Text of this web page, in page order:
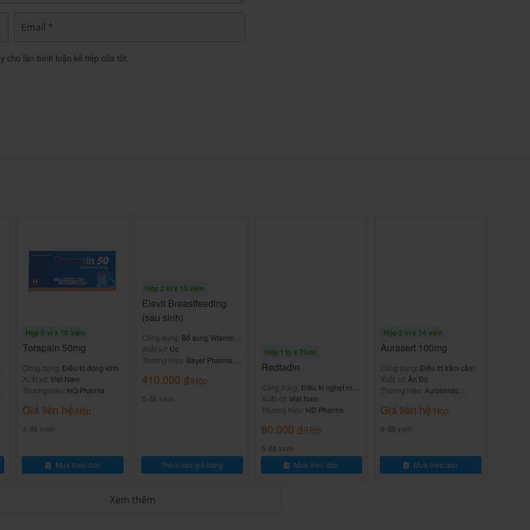
sĩ nếu.
điện giải kèm theo trong trường hợp người bệnh
liều dùng.
xẩy ra.
và liều lượng?
trị hoặc nhân viên y tế.
nhà sản xuất.
các bữa ăn trong các chỉ định khác.
cho lần bình luận kế tiếp của tôi.
Hộp 6 vỉ x 10 viên
Torapain 50mg
Công dụng: Điều trị động kinh
Xuất xứ: Việt Nam
Thương hiệu: HQ Pharma
Giá liên hệ/Hộp
4 đã xem
Mua theo đơn
Hộp 2 vỉ x 15 viên
Elevit Breastfeeding
(sau sinh)
Công dụng: Bổ sung Vitamin &
khoáng chất
Xuất xứ: Úc
Thương hiệu: Bayer Pharma
410.000 ₫/Hộp
5 đã xem
Thêm vào giỏ hàng
Hộp 1 lọ x 75ml
Redtadin
Công dụng: Điều trị nghẹt mũi,
nổi mề đay
Xuất xứ: Việt Nam
Thương hiệu: HD Pharma
80.000 ₫/Hộp
5 đã xem
Mua theo đơn
Hộp 2 vỉ x 14 viên
Aurasert 100mg
Công dụng: Điều trị trầm cảm
Xuất xứ: Ấn Độ
Thương hiệu: Aurobindo
Giá liên hệ/Hộp
8 đã xem
Mua theo đơn
Xem thêm